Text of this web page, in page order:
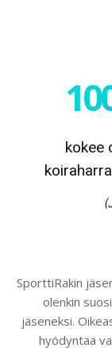
kokee
SporttiRakin
olenkin
jäseneksi.
hyödyntää